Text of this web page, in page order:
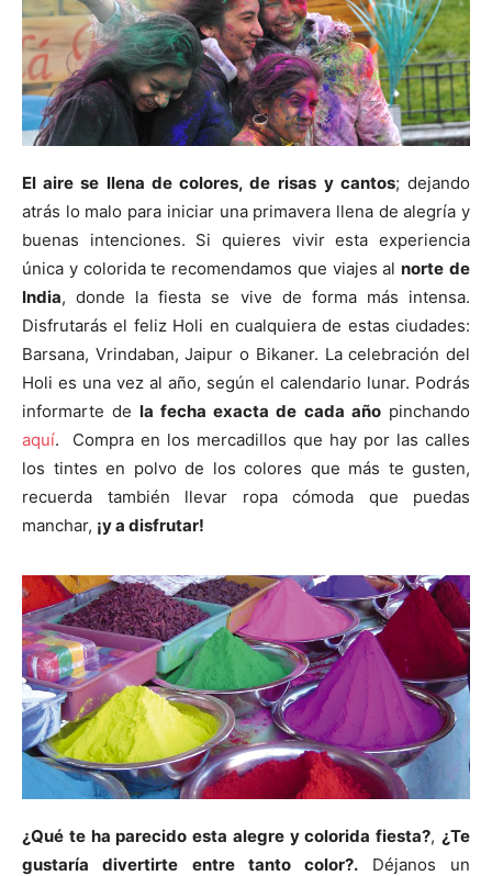
El aire se llena de colores, de risas y cantos; dejando
atrás lo malo para iniciar una primavera llena de alegría y
buenas intenciones. Si quieres vivir esta experiencia
única y colorida te recomendamos que viajes alnorte de
India, donde la fiesta se vive de forma más intensa.
Disfrutarás el feliz Holi en cualquiera de estas ciudades:
Barsana, Vrindaban, Jaipur o Bikaner. La celebración del
Holi es una vez al año, según el calendario lunar. Podrás
informarte de la fecha exacta de cada añopinchando
aquí. Compra en los mercadillos que hay por las calles
los tintes en polvo de los colores que más te gusten,
recuerda también llevar ropa cómoda que puedas
manchar, ¡y a disfrutar!
¿Qué te ha parecido esta alegre y colorida fiesta?,¿Te
gustaría divertirte entre tanto color?. Déjanos un